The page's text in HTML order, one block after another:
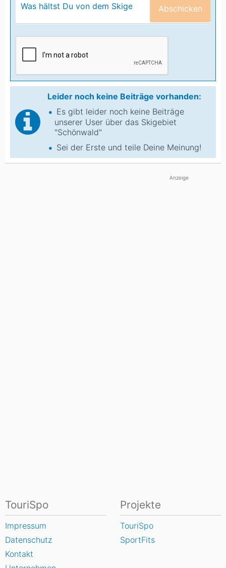
Abschicken
Leider noch keine Beiträge vorhanden:
Es gibt leider noch keine Beiträge
unserer User über das Skigebiet
"Schönwald"
Sei der Erste und teile Deine Meinung!
Anzeige
TouriSpo
Impressum
Datenschutz
Kontakt
Projekte
TouriSpo
SportFits